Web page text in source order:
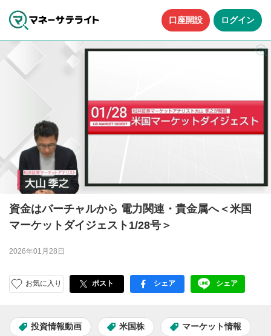
口座開設 ログイン
資金はバーチャルから 電力関連・貴金属へ＜米国
マーケットダイジェスト1/28号＞
2026年01月28日
お気に入り ポスト facebook
シェア LINE
シェア
投資情報動画 米国株 マーケット情報